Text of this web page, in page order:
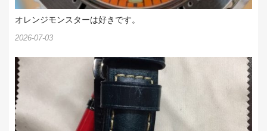
オレンジモンスターは好きです。
2026-07-03